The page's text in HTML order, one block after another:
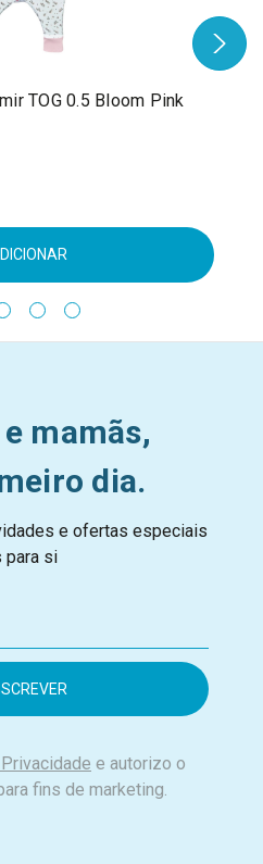
TOG 0.5 Bloom Pink
mamãs,
dia.
e ofertas especiais
para si
e autorizo o
fins de marketing.